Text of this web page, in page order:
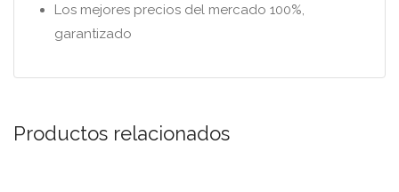
Los mejores precios del mercado 100%,
garantizado
Productos relacionados